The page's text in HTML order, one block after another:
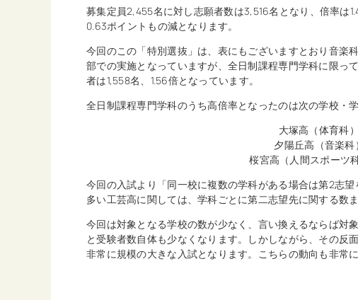
募集定員2,455名に対し志願者数は3,516名となり、倍率は
0.63ポイントもの減となります。
今回のこの「特別選抜」は、表にもございますとおり音楽
部での実施となっていますが、全日制課程専門学科に限っ
者は1,558名、1.56倍となっています。
全日制課程専門学科のうち高倍率となったのは次の学校・学
大塚高（体育科
夕陽丘高（音楽科
桜宮高（人間スポーツ
今回の入試より「同一校に複数の学科がある場合は第2志
多い工芸高に関しては、学科ごとに第二志望先に関する数
今回は対象となる学校の数が少なく、言い換えるならば対
と受験者数自体も少なくなります。しかしながら、その反
非常に規模の大きな入試となります。こちらの動向も非常